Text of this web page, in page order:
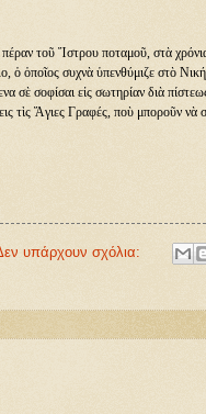
τοῦ Ἴστρου ποταμοῦ, στὰ
ὁ ὁποῖος συχνὰ ὑπενθύμιζε στὸ
σὲ σοφίσαι εἰς σωτηρίαν διὰ
τὶς Ἅγιες Γραφές, ποὺ μποροῦν
υπάρχουν σχόλια: